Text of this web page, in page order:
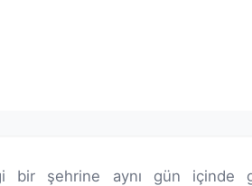
bir şehrine aynı gün içinde